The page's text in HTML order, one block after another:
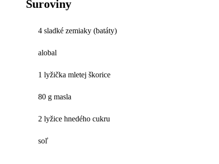
Suroviny
4 sladké zemiaky (batáty)
alobal
1 lyžička mletej škorice
80 g masla
2 lyžice hnedého cukru
soľ